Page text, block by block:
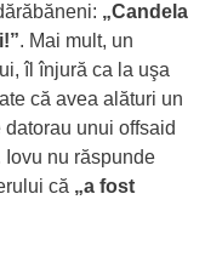
„Candela
. Mai mult, un
îl înjură ca la uşa
că avea alături un
unui offsaid
nu răspunde
că „a fost